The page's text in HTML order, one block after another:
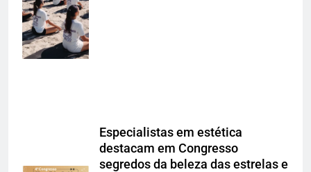
Group (Foto
Matheus
Paladino)
Especialistas em estética
destacam em Congresso
segredos da beleza das estrelas e